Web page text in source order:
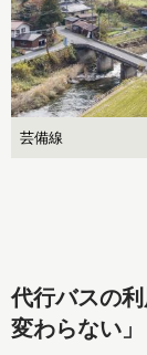
芸備線
代行バスの
変わらない」